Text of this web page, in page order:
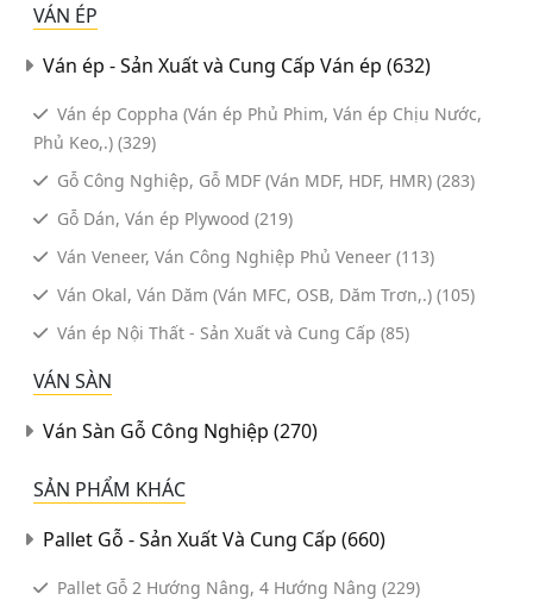
VÁN ÉP
Ván ép - Sản Xuất và Cung Cấp Ván ép (632)
Ván ép Coppha (Ván ép Phủ Phim, Ván ép Chịu Nước,
Phủ Keo,.) (329)
Gỗ Công Nghiệp, Gỗ MDF (Ván MDF, HDF, HMR) (283)
Gỗ Dán, Ván ép Plywood (219)
Ván Veneer, Ván Công Nghiệp Phủ Veneer (113)
Ván Okal, Ván Dăm (Ván MFC, OSB, Dăm Trơn,.) (105)
Ván ép Nội Thất - Sản Xuất và Cung Cấp (85)
VÁN SÀN
Ván Sàn Gỗ Công Nghiệp (270)
SẢN PHẨM KHÁC
Pallet Gỗ - Sản Xuất Và Cung Cấp (660)
Pallet Gỗ 2 Hướng Nâng, 4 Hướng Nâng (229)